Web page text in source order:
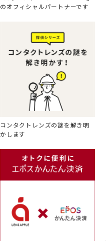
のオフィシャルパートナーです
コンタクトレンズの謎を解き明
かします